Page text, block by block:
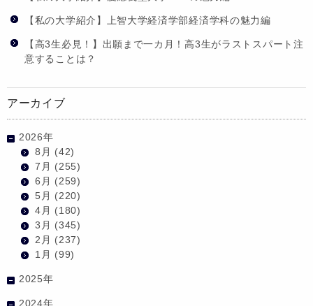
【私の大学紹介】上智大学経済学部経済学科の魅力編
【高3生必見！】出願まで一カ月！高3生がラストスパート注
意することは？
アーカイブ
2026年
8月 (42)
7月 (255)
6月 (259)
5月 (220)
4月 (180)
3月 (345)
2月 (237)
1月 (99)
2025年
2024年